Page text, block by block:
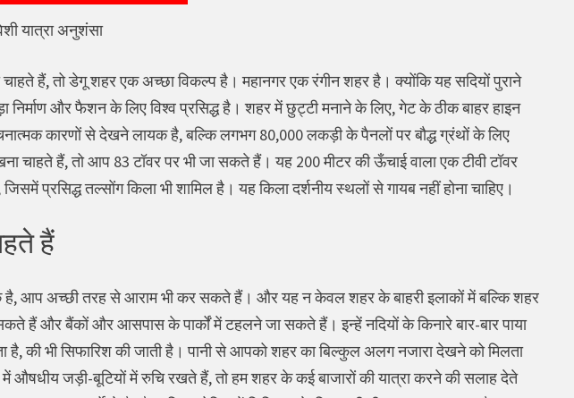
यात्रा अनुशंसा
हैं, तो डेगू शहर एक अच्छा विकल्प है। महानगर एक रंगीन शहर है। क्योंकि यह सदियों पुराने
और फैशन के लिए विश्व प्रसिद्ध है। शहर में छुट्टी मनाने के लिए, गेट के ठीक बाहर हाइन
कारणों से देखने लायक है, बल्कि लगभग 80,000 लकड़ी के पैनलों पर बौद्ध ग्रंथों के लिए
हैं, तो आप 83 टॉवर पर भी जा सकते हैं। यह 200 मीटर की ऊँचाई वाला एक टीवी टॉवर
तल्सोंग किला भी शामिल है। यह किला दर्शनीय स्थलों से गायब नहीं होना चाहिए।
हैं
आप अच्छी तरह से आराम भी कर सकते हैं। और यह न केवल शहर के बाहरी इलाकों में बल्कि शहर
हैं और बैंकों और आसपास के पार्कों में टहलने जा सकते हैं। इन्हें नदियों के किनारे बार-बार पाया
की भी सिफारिश की जाती है। पानी से आपको शहर का बिल्कुल अलग नजारा देखने को मिलता
जड़ी-बूटियों में रुचि रखते हैं, तो हम शहर के कई बाजारों की यात्रा करने की सलाह देते